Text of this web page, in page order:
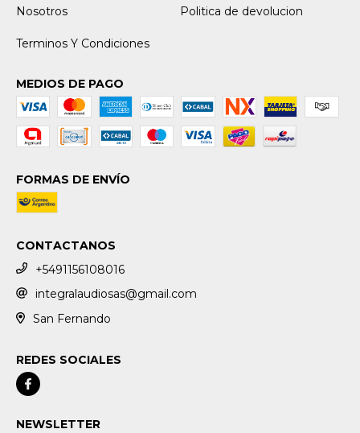
Nosotros Politica de devolucion
Terminos Y Condiciones
MEDIOS DE PAGO
FORMAS DE ENVÍO
CONTACTANOS
+5491156108016
integralaudiosas@gmail.com
San Fernando
REDES SOCIALES
NEWSLETTER